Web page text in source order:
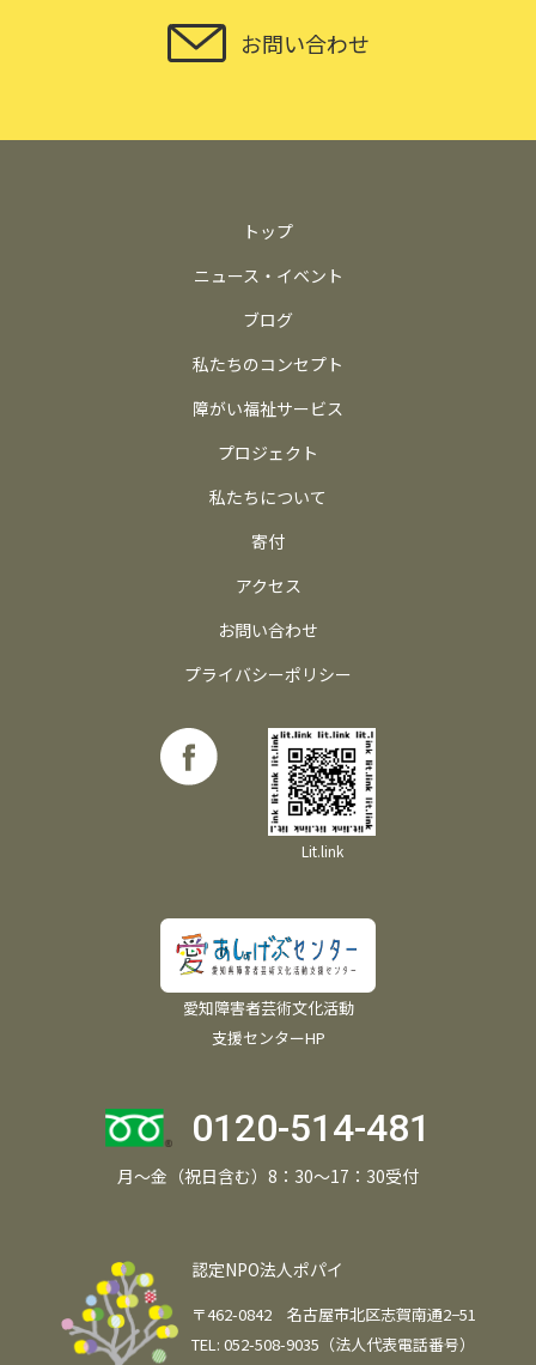
お問い合わせ
トップ
ニュース・イベント
ブログ
私たちのコンセプト
障がい福祉サービス
プロジェクト
私たちについて
寄付
アクセス
お問い合わせ
プライバシーポリシー
Lit.link
愛知障害者芸術文化活動
支援センターHP
0120-514-481
月～金（祝日含む）8：30～17：30受付
認定NPO法人ポパイ
〒462-0842 名古屋市北区志賀南通2−51
TEL: 052-508-9035（法人代表電話番号）